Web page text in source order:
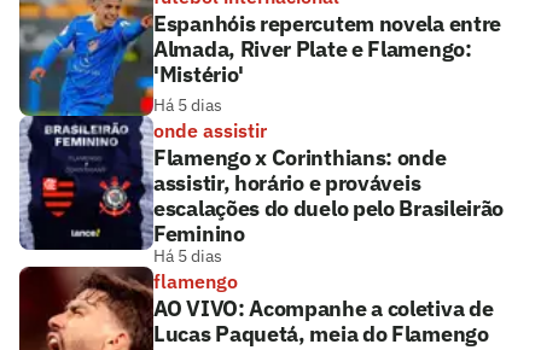
Espanhóis repercutem novela entre
Almada, River Plate e Flamengo:
'Mistério'
Há 5 dias
onde assistir
Flamengo x Corinthians: onde
assistir, horário e prováveis
escalações do duelo pelo Brasileirão
Feminino
Há 5 dias
flamengo
AO VIVO: Acompanhe a coletiva de
Lucas Paquetá, meia do Flamengo